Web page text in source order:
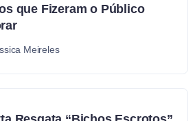
que Fizeram o Público
Meireles